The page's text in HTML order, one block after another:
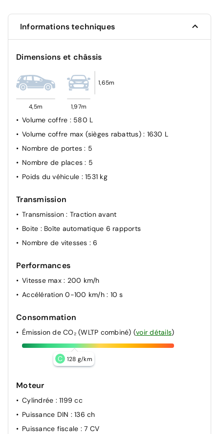
Airbags frontaux AV, latéraux AV et rideaux
Kit anti-crevaison
Informations techniques
Dimensions et châssis
4,5m 1,97m
1,65m
Volume coffre : 580 L
Volume coffre max (sièges rabattus) : 1630 L
Nombre de portes: 5
Nombre de places: 5
Poids du véhicule : 1531 kg
Transmission
Transmission: Traction avant
Boite : Boîte automatique 6 rapports
Nombre de vitesses : 6
Performances
Vitesse max : 200 km/h
Accélération 0-100 km/h : 10 s
Consommation
Émission de CO₂ (WLTP combiné) (voir détails)
C 128 g/km
Moteur
Cylindrée : 1199 cc
Puissance DIN : 136 ch
Puissance fiscale : 7 CV